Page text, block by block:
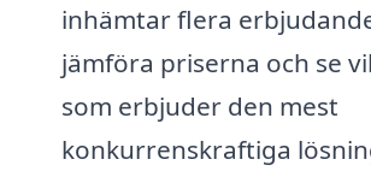
inhämtar flera
jämföra priserna och se
som erbjuder den mest
konkurrenskraftiga